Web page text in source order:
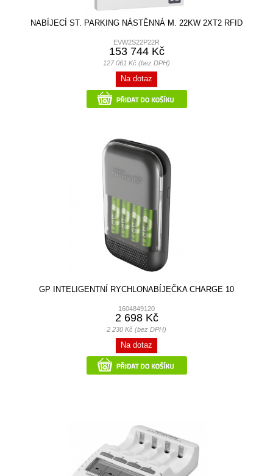
NABÍJECÍ ST. PARKING NÁSTĚNNÁ M. 22KW 2XT2 RFID
EVW2S22P22R
153 744 Kč
127 061 Kč (bez DPH)
Na dotaz
GP INTELIGENTNÍ RYCHLONABÍJEČKA CHARGE 10
1604849120
2 698 Kč
2 230 Kč (bez DPH)
Na dotaz